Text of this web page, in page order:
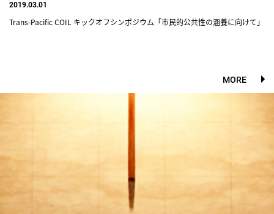
2019.03.01
Trans-Pacific COIL キックオフシンポジウム「市民的公共性の涵養に向けて」
MORE